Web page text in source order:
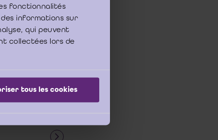
fonctionnalités
informations sur
qui peuvent
collectées lors de
tous les cookies
du crime ou du
autant que, sur la
exclure toute
RG P.10.0566.F,